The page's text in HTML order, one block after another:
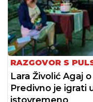
RAZGOVOR S
Lara Živolić Agaj
Predivno je igrati